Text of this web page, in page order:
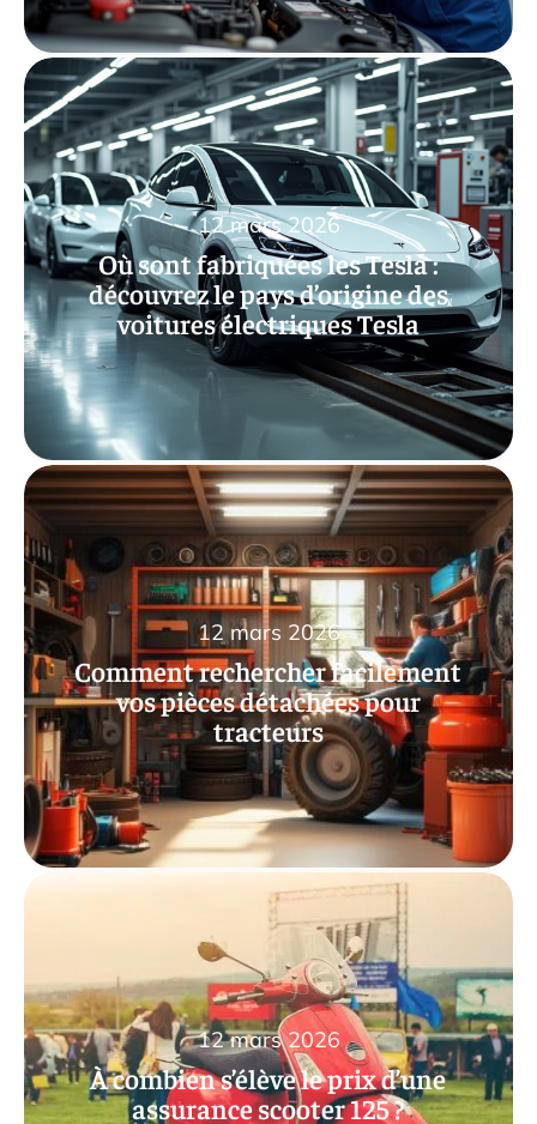
Où sont fabriquées les Tesla :
découvrez le pays d’origine des
voitures électriques Tesla
12 mars 2026
Comment rechercher facilement
vos pièces détachées pour
tracteurs
12 mars 2026
À combien s’élève le prix d’une
assurance scooter 125 ?
12 mars 2026